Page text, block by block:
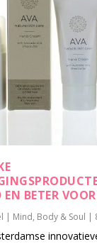
EN BETER
| Mind, Body & Soul |